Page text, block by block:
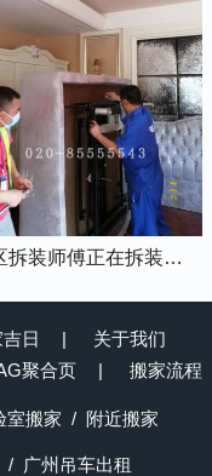
金山区拆装师傅正在拆装家具
日
关于我们
聚合页 搬家流程
室搬家 附近搬家
广州吊车出租